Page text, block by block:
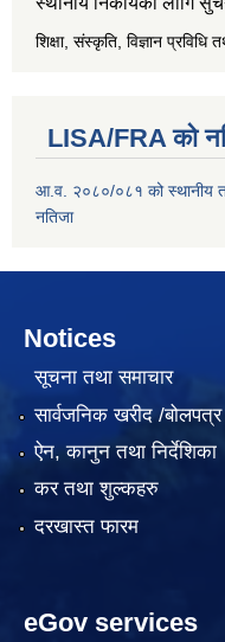
शिक्षा, संस्कृति, विज्ञान प्रविधि
LISA/FRA को
आ.व. २०८०/०८१ को स्थानीय
नतिजा
Notices
सूचना तथा समाचार
सार्वजनिक खरीद /
ऐन, कानुन तथा निर्देशिका
कर तथा शुल्कहरु
दरखास्त फारम
eGov services